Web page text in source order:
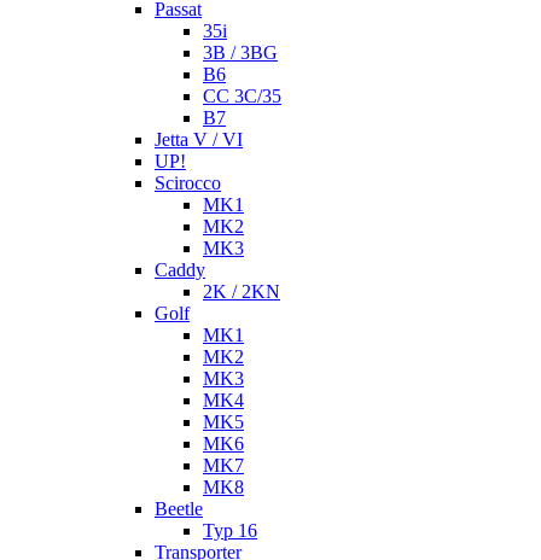
Passat
35i
3B / 3BG
B6
CC 3C/35
B7
Jetta V / VI
UP!
Scirocco
MK1
MK2
MK3
Caddy
2K / 2KN
Golf
MK1
MK2
MK3
MK4
MK5
MK6
MK7
MK8
Beetle
Typ 16
Transporter